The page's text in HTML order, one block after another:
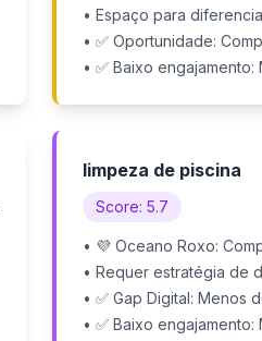
• Espaço para
• ✅ Oportunidade:
• ✅ Baixo
limpeza de piscina
Score: 5.7
• 💜 Oceano Roxo:
• Requer estratégia de
• ✅ Gap Digital: Menos
• ✅ Baixo